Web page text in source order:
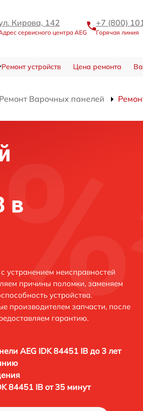
Кирова, 142
сервисного центра AEG
+7 (800)
Горячая линия
Ремонт устройств Цена ремонта
Ремонт Варочных панелей
в
устранением неисправностей
причины поломки, заменяем
устройства.
производителем запчасти, после
гарантию.
AEG IDK 84451 IB до 3 лет
84451 IB от 35 минут